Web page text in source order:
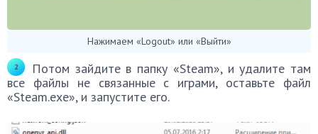
Нажимаем «Logout» или «Выйти»
Потом зайдите в папку «Steam», и удалите там
все файлы не связанные с играми, оставьте файл
«Steam.exe», и запустите его.